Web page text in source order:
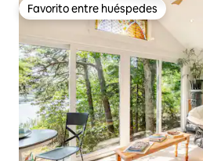
Favorito entre huéspedes
Favorito entre huéspedes